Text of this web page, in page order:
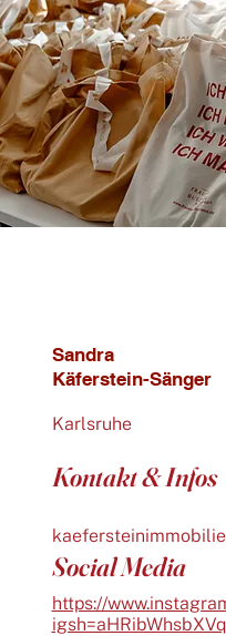
Sandra
Käferstein-Sänger
Karlsruhe
Kontakt & Infos
Social Media
https://